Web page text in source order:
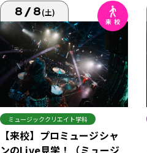
8/8(土)
ミュージッククリエイト学科
【来校】プロミュージシャ
ンのLive見学！（ミュージ